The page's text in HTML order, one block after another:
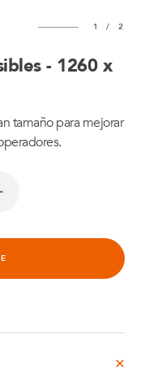
1 / 2
- 1260 x
tamaño para mejorar